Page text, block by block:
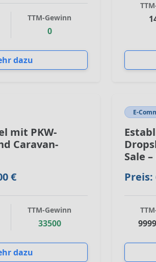
TTM-Gewinn
0
dazu
mit PKW-
Caravan-
€
TTM-Gewinn
33500
dazu
E-
Sale
Preis: